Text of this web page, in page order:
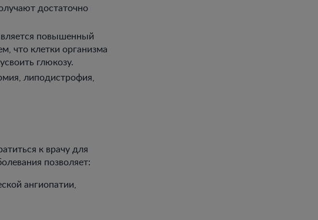
достаточно
повышенный
что клетки организма
глюкозу.
липодистрофия,
к врачу для
позволяет:
ангиопатии,